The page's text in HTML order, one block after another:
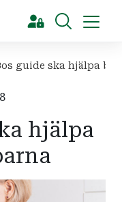
[Sök]
guide ska hjälpa
hjälpa